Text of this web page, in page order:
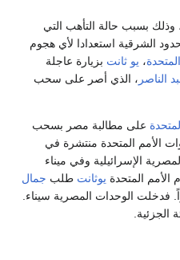
بسبب حالة التأهب التي
الشرقية استعدادا لأي هجوم
، يو ثانت بزيارة عاجلة
الناصر ، الذي أصر على سحب
على مطالبة مصر بسحب
الأمم المتحدة منتشرة في
الإسرائيلية وفي ميناء
الأمم المتحدة يوثانت طلب جمال
فدخلت الوحدات المصرية سيناء.
الجزئية.